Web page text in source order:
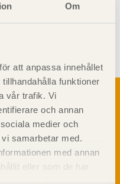
Om
att anpassa innehållet
funktioner
vår trafik. Vi
och annan
medier och
samarbetar med.
med annan
eller som de har
för trä och
för byggande